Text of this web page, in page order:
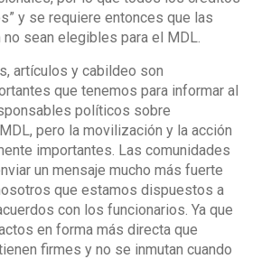
y se requiere entonces que las
sean elegibles para el MDL.
artículos y cabildeo son
que tenemos para informar al
políticos sobre
pero la movilización y la acción
importantes. Las comunidades
un mensaje mucho más fuerte
que estamos dispuestos a
con los funcionarios. Ya que
en forma más directa que
firmes y no se inmutan cuando